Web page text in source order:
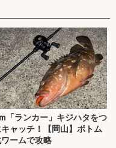
「ランカー」キジハタをつ
ャッチ！【岡山】ボトム
ームで攻略